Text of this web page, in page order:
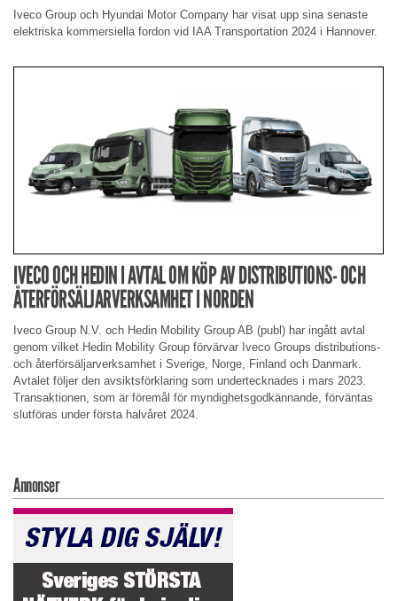
Iveco Group och Hyundai Motor Company har visat upp sina senaste
elektriska kommersiella fordon vid IAA Transportation 2024 i Hannover.
IVECO OCH HEDIN I AVTAL OM KÖP AV DISTRIBUTIONS- OCH
ÅTERFÖRSÄLJARVERKSAMHET I NORDEN
Iveco Group N.V. och Hedin Mobility Group AB (publ) har ingått avtal
genom vilket Hedin Mobility Group förvärvar Iveco Groups distributions-
och återförsäljarverksamhet i Sverige, Norge, Finland och Danmark.
Avtalet följer den avsiktsförklaring som undertecknades i mars 2023.
Transaktionen, som är föremål för myndighetsgodkännande, förväntas
slutföras under första halvåret 2024.
Annonser